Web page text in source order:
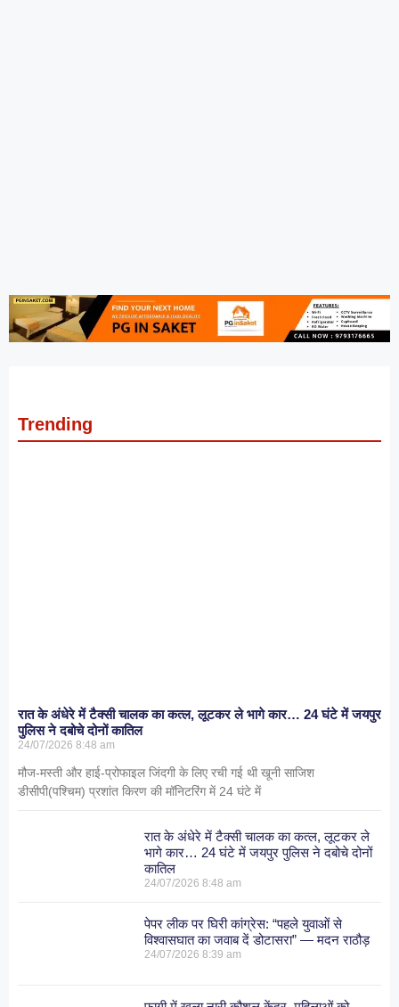
Trending
रात के अंधेरे में टैक्सी चालक का कत्ल, लूटकर ले भागे कार… 24 घंटे में जयपुर
पुलिस ने दबोचे दोनों कातिल
24/07/2026 8:48 am
मौज-मस्ती और हाई-प्रोफाइल जिंदगी के लिए रची गई थी खूनी साजिश
डीसीपी(पश्चिम) प्रशांत किरण की मॉनिटरिंग में 24 घंटे में
रात के अंधेरे में टैक्सी चालक का कत्ल, लूटकर ले
भागे कार… 24 घंटे में जयपुर पुलिस ने दबोचे दोनों
कातिल
24/07/20268:48 am
पेपर लीक पर घिरी कांग्रेस: “पहले युवाओं से
विश्वासघात का जवाब दें डोटासरा” — मदन राठौड़
24/07/20268:39 am